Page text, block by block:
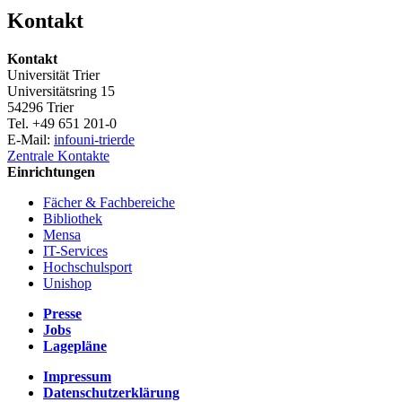
Kontakt
Kontakt
Universität Trier
Universitätsring 15
54296 Trier
Tel. +49 651 201-0
E-Mail: infouni-trierde
Zentrale Kontakte
Einrichtungen
Fächer & Fachbereiche
Bibliothek
Mensa
IT-Services
Hochschulsport
Unishop
Presse
Jobs
Lagepläne
Impressum
Datenschutzerklärung